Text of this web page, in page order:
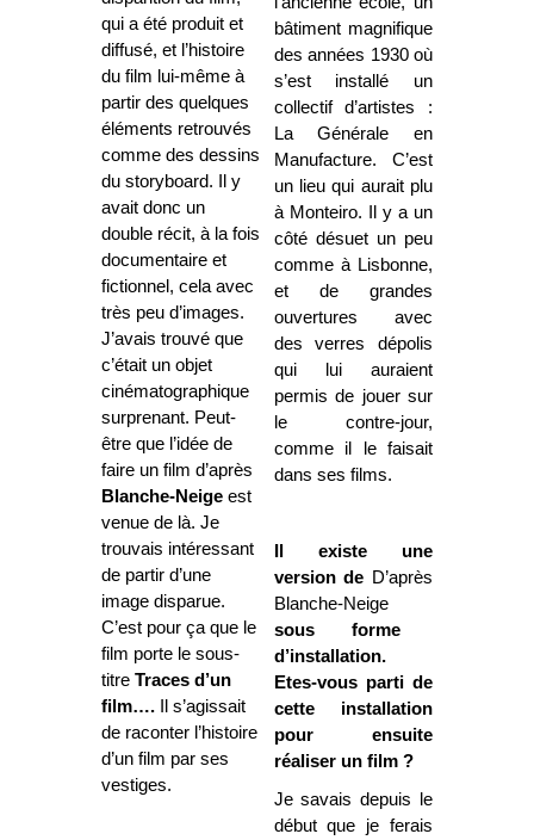
qui a été produit et
diffusé, et l’histoire
du film lui-même à
partir des quelques
éléments retrouvés
comme des dessins
du storyboard. Il y
avait donc un
double récit, à la fois
documentaire et
fictionnel, cela avec
très peu d’images.
J’avais trouvé que
c’était un objet
cinématographique
surprenant. Peut-
être que l’idée de
faire un film d’après
Blanche-Neige est
venue de là. Je
trouvais intéressant
de partir d’une
image disparue.
C’est pour ça que le
film porte le sous-
titre Traces d’un
film…. Il s’agissait
de raconter l’histoire
d’un film par ses
vestiges.
bâtiment magnifique
des années 1930 où
s’est installé un
collectif d’artistes :
La Générale en
Manufacture. C’est
un lieu qui aurait plu
à Monteiro. Il y a un
côté désuet un peu
comme à Lisbonne,
et de grandes
ouvertures avec
des verres dépolis
qui lui auraient
permis de jouer sur
le contre-jour,
comme il le faisait
dans ses films.
Il existe une
version de D’après
Blanche-Neige
sous forme
d’installation.
Etes-vous parti de
cette installation
pour ensuite
réaliser un film ?
Je savais depuis le
début que je ferais